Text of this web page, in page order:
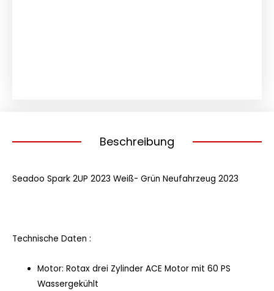
Beschreibung
Seadoo Spark 2UP 2023 Weiß- Grün Neufahrzeug 2023
Technische Daten :
Motor: Rotax drei Zylinder ACE Motor mit 60 PS
Wassergekühlt